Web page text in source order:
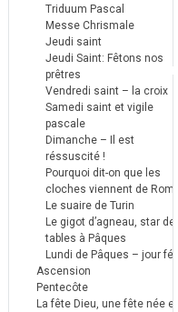
Triduum Pascal
Messe Chrismale
Jeudi saint
Jeudi Saint: Fêtons nos
prêtres
Vendredi saint – la croix
Samedi saint et vigile
pascale
Dimanche – Il est
réssuscité !
Pourquoi dit-on que les
cloches viennent de Rome
Le suaire de Turin
Le gigot d’agneau, star des
tables à Pâques
Lundi de Pâques – jour
Ascension
Pentecôte
La fête Dieu, une fête née en